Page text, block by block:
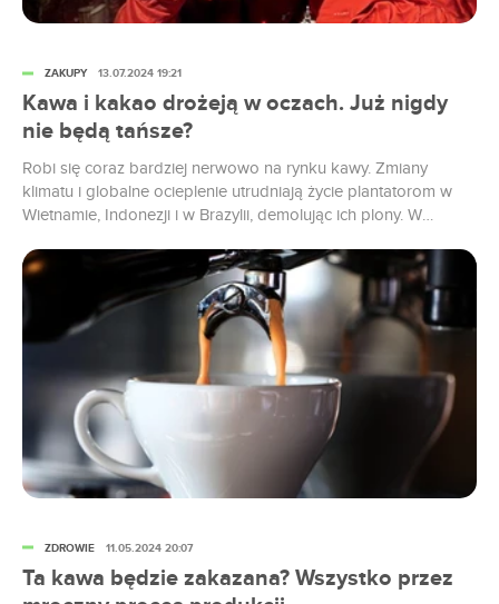
Kawa i kakao drożeją w oczach. Już nigdy
nie będą tańsze?
Robi się coraz bardziej nerwowo na rynku kawy. Zmiany
klimatu i globalne ocieplenie utrudniają życie plantatorom w
Wietnamie, Indonezji i w Brazylii, demolując ich plony. W
najwyższy poziom od 2008 r. Ale wszystko wskazuje, że może
być jeszcze drożej. Zacznijmy od wyjaśnienia podziału kawy
na arabicę i...
ZAKUPY 13.07.2024 19:21
Ta kawa będzie zakazana? Wszystko przez
ZDROWIE 11.05.2024 20:07